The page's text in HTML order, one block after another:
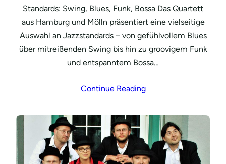
Standards: Swing, Blues, Funk, Bossa Das Quartett
aus Hamburg und Mölln präsentiert eine vielseitige
Auswahl an Jazzstandards – von gefühlvollem Blues
über mitreißenden Swing bis hin zu groovigem Funk
und entspanntem Bossa…
Continue Reading